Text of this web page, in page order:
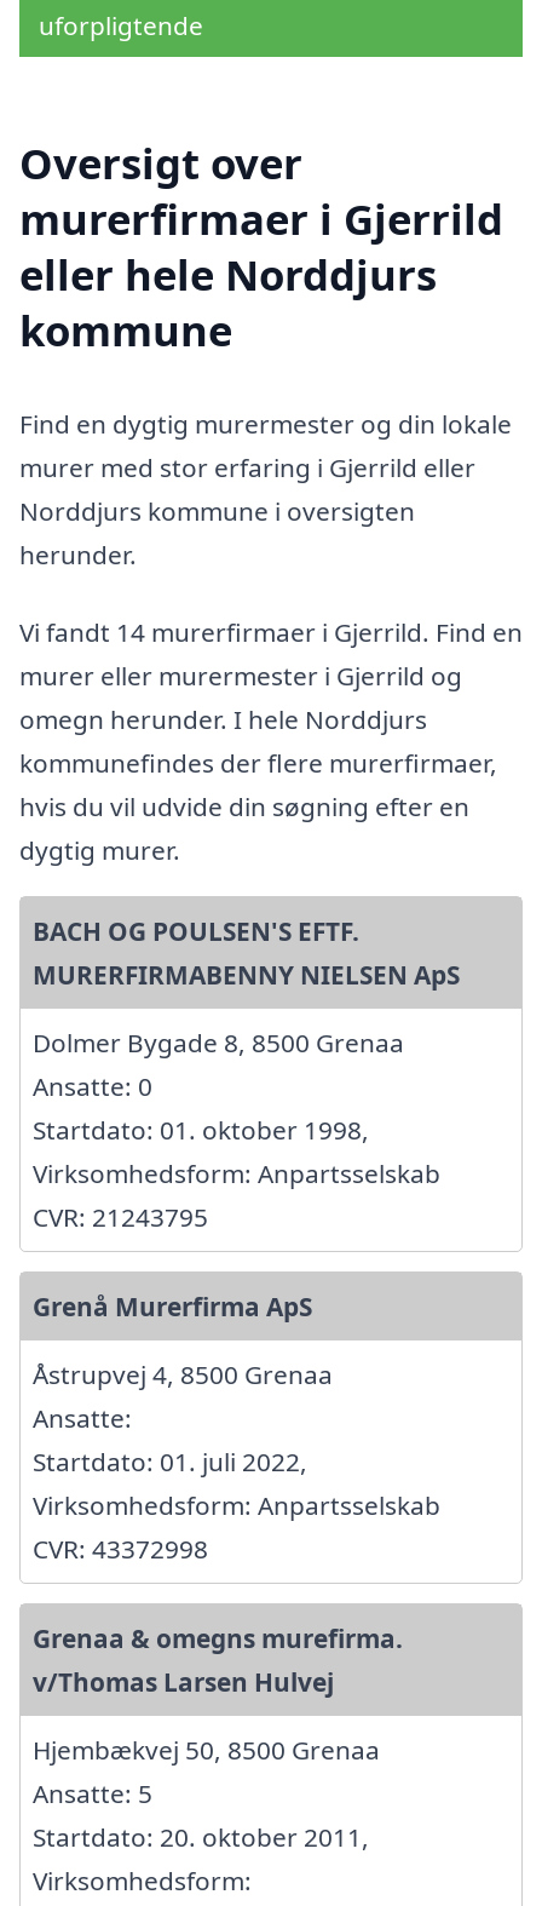
uforpligtende
Oversigt over
murerfirmaer i Gjerrild
eller hele Norddjurs
kommune
Find en dygtig murermester og din lokale
murer med stor erfaring i Gjerrild eller
Norddjurs kommune i oversigten
herunder.
Vi fandt 14 murerfirmaer i Gjerrild. Find en
murer eller murermester i Gjerrild og
omegn herunder. I hele Norddjurs
kommunefindes der flere murerfirmaer,
hvis du vil udvide din søgning efter en
dygtig murer.
BACH OG POULSEN'S EFTF.
MURERFIRMABENNY NIELSEN ApS
Dolmer Bygade 8, 8500 Grenaa
Ansatte: 0
Startdato: 01. oktober 1998,
Virksomhedsform: Anpartsselskab
CVR: 21243795
Grenå Murerfirma ApS
Åstrupvej 4, 8500 Grenaa
Ansatte:
Startdato: 01. juli 2022,
Virksomhedsform: Anpartsselskab
CVR: 43372998
Grenaa & omegns murefirma.
v/Thomas Larsen Hulvej
Hjembækvej 50, 8500 Grenaa
Ansatte: 5
Startdato: 20. oktober 2011,
Virksomhedsform: